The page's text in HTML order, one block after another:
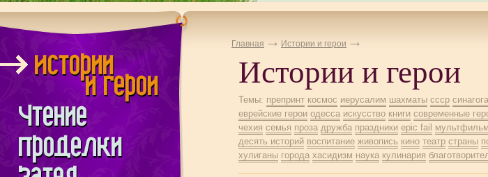
Главная Истории и герои
Истории и герои
Темы: препринт космос иерусалим шахматы ссср синагога
еврейские герои одесса искусство книги современные
чехия семья проза дружба праздники epic fail
десять историй воспитание живопись кино театр страны
хулиганы города хасидизм наука кулинария